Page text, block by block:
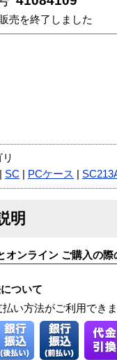
売を終了しました
SC PCケース
明
オンライン ご購入の際
ついて
い方法がご利用できま